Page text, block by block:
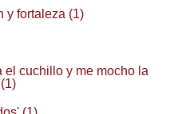
y fortaleza (1)
el cuchillo y me mocho la